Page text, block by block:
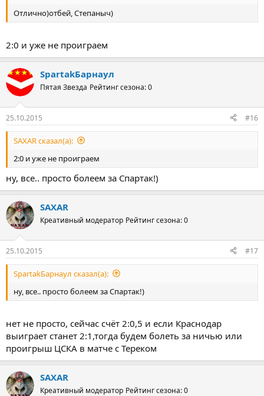
Отлично)отбей, Степаныч)
2:0 и уже не проиграем
SpartakБарнаул
Пятая Звезда Рейтинг сезона: 0
25.10.2015 #16
SAXAR сказал(а):
2:0 и уже не проиграем
ну, все.. просто болеем за Спартак!)
SAXAR
Креативный модератор Рейтинг сезона: 0
25.10.2015 #17
SpartakБарнаул сказал(а):
ну, все.. просто болеем за Спартак!)
нет не просто, сейчас счёт 2:0,5 и если Краснодар
выиграет станет 2:1,тогда будем болеть за ничью или
проигрыш ЦСКА в матче с Тереком
SAXAR
Креативный модератор Рейтинг сезона: 0